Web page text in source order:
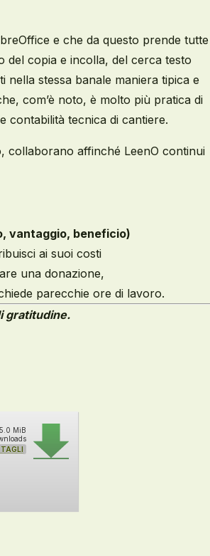
e che da questo prende tutte
del copia e incolla, del cerca testo
nella stessa banale maniera tipica e
com’è noto, è molto più pratica di
contabilità tecnica di cantiere.
collaborano affinché LeenO continui
vantaggio, beneficio)
ai suoi costi
una donazione,
parecchie ore di lavoro.
gratitudine.
5.0 MiB